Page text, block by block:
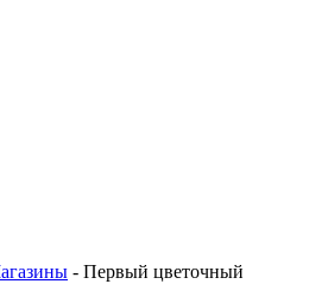
- Первый цветочный